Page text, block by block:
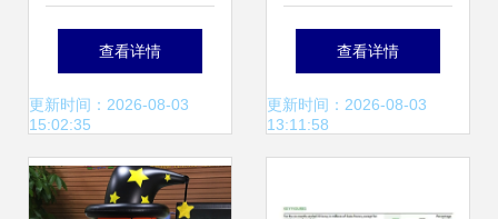
商与批发市场采购
指南 高效销售策略
查看详情
更新时间：2026-08-03
15:02:35
销激发消费活力，
日用百货销售迎热
查看详情
更新时间：2026-08-03
13:11:58